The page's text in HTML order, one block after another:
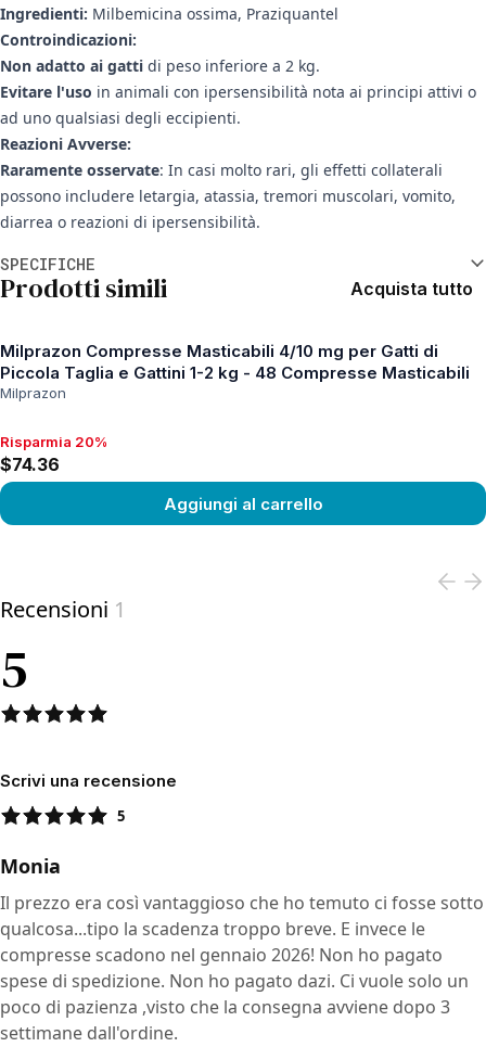
Ingredienti: Milbemicina ossima, Praziquantel
Controindicazioni:
Non adatto ai gatti di peso inferiore a 2 kg.
Evitare l'uso in animali con ipersensibilità nota ai principi attivi o
ad uno qualsiasi degli eccipienti.
Reazioni Avverse:
Raramente osservate: In casi molto rari, gli effetti collaterali
possono includere letargia, atassia, tremori muscolari, vomito,
diarrea o reazioni di ipersensibilità.
SPECIFICHE
Prodotti simili Acquista tutto
Milprazon Compresse Masticabili 4/10 mg per Gatti di
Piccola Taglia e Gattini 1-2 kg - 48 Compresse Masticabili
Milprazon
Risparmia 20%, $74.36
Risparmia 20%
$74.36
Aggiungi al carrello
Recensioni 1
5
Scrivi una recensione
5
Monia
Il prezzo era così vantaggioso che ho temuto ci fosse sotto
qualcosa...tipo la scadenza troppo breve. E invece le
compresse scadono nel gennaio 2026! Non ho pagato
spese di spedizione. Non ho pagato dazi. Ci vuole solo un
poco di pazienza ,visto che la consegna avviene dopo 3
settimane dall'ordine.